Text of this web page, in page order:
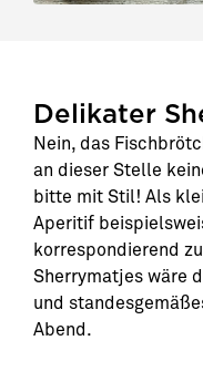
Delikater
Nein, das
an dieser Stelle
bitte mit Stil! Als
Aperitif
korrespondierend
Sherrymatjes wäre
und
Abend.